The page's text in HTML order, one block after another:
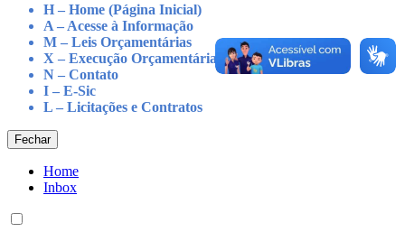
H – Home (Página Inicial)
A – Acesse à Informação
M – Leis Orçamentárias
X – Execução Orçamentária
N – Contato
I – E-Sic
L – Licitações e Contratos
Fechar
Home
Inbox